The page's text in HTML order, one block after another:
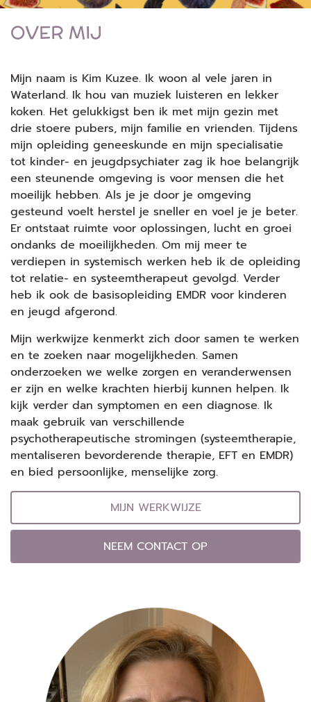
OVER MIJ
Mijn naam is Kim Kuzee. Ik woon al vele jaren in
Waterland. Ik hou van muziek luisteren en lekker
koken. Het gelukkigst ben ik met mijn gezin met
drie stoere pubers, mijn familie en vrienden. Tijdens
mijn opleiding geneeskunde en mijn specialisatie
tot kinder- en jeugdpsychiater zag ik hoe belangrijk
een steunende omgeving is voor mensen die het
moeilijk hebben. Als je je door je omgeving
gesteund voelt herstel je sneller en voel je je beter.
Er ontstaat ruimte voor oplossingen, lucht en groei
ondanks de moeilijkheden. Om mij meer te
verdiepen in systemisch werken heb ik de opleiding
tot relatie- en systeemtherapeut gevolgd. Verder
heb ik ook de basisopleiding EMDR voor kinderen
en jeugd afgerond.
Mijn werkwijze kenmerkt zich door samen te werken
en te zoeken naar mogelijkheden. Samen
onderzoeken we welke zorgen en veranderwensen
er zijn en welke krachten hierbij kunnen helpen. Ik
kijk verder dan symptomen en een diagnose. Ik
maak gebruik van verschillende
psychotherapeutische stromingen (systeemtherapie,
mentaliseren bevorderende therapie, EFT en EMDR)
en bied persoonlijke, menselijke zorg.
MIJN WERKWIJZE
NEEM CONTACT OP